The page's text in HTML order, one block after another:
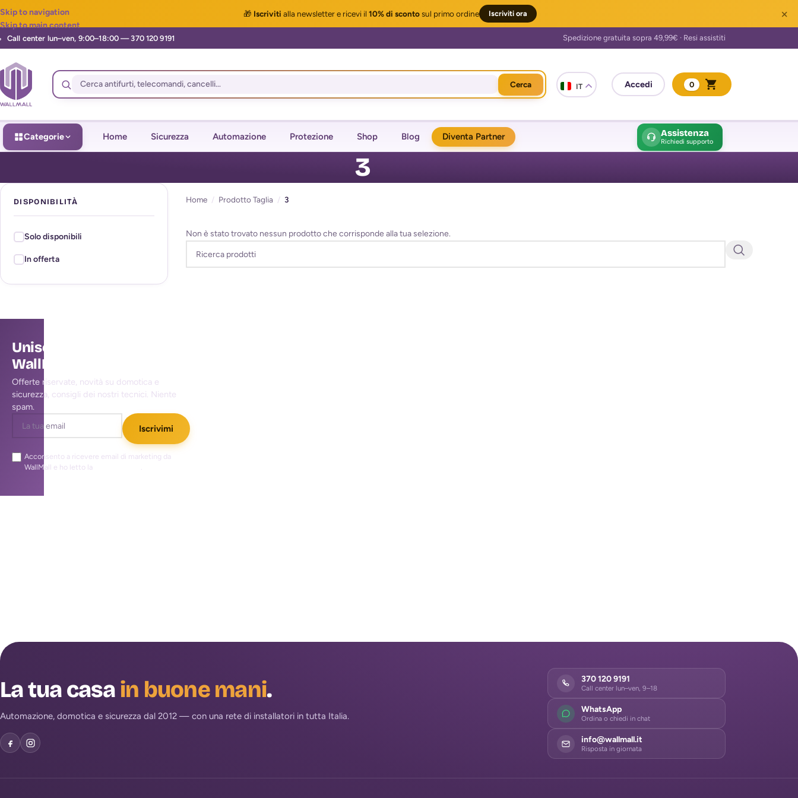
🎁 Iscriviti alla newslettere ricevi il 10% di scontosul primo ordine Iscriviti ora ×
Skip to navigation
Skip to main content
Cerca IT 0
Categorie Home Sicurezza Automazione Protezione Shop Blog Diventa Partner Assistenza
Richiedi supporto
3
DISPONIBILITÀ
Solo disponibili
In offerta
Home / Prodotto Taglia / 3
Non è stato trovato nessun prodotto che corrisponde alla tua selezione.
Unisciti alla community
WallMall
Offerte riservate, novità su domotica e
sicurezza, consigli dei nostri tecnici. Niente
spam.
Iscrivimi
Acconsento a ricevere email di marketing da
WallMall e ho letto la
.
La tua casa in buone mani.
Automazione, domotica e sicurezza dal 2012 — con una rete di installatori in tutta Italia.
370 120 9191
Call center lun–ven, 9–18
WhatsApp
Ordina o chiedi in chat
info@wallmall.it
Risposta in giornata